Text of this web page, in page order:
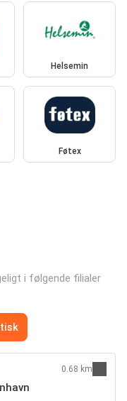
Helsemin
Føtex
i følgende filialer
0.68 km